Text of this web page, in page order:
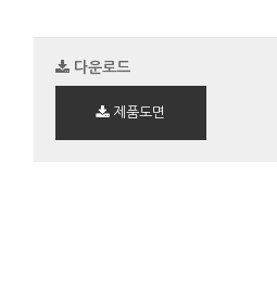
다운로드
제품도면